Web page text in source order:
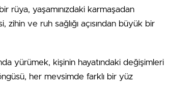
rüya, yaşamınızdaki karmaşadan
ve ruh sağlığı açısından büyük bir
yürümek, kişinin hayatındaki değişimleri
her mevsimde farklı bir yüz